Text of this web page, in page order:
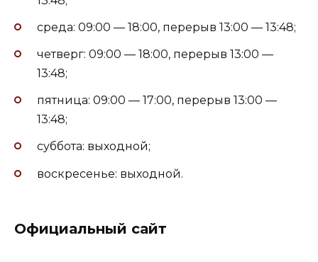
среда: 09:00 — 18:00, перерыв 13:00 — 13:48;
четверг: 09:00 — 18:00, перерыв 13:00 —
13:48;
пятница: 09:00 — 17:00, перерыв 13:00 —
13:48;
суббота: выходной;
воскресенье: выходной.
Официальный сайт